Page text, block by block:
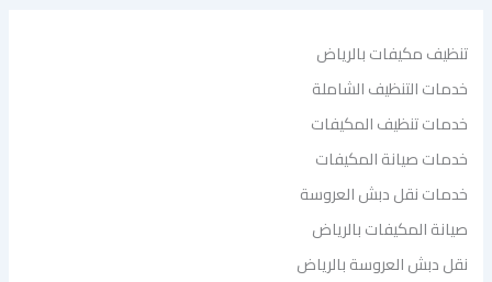
تنظيف مكيفات بالرياض
خدمات التنظيف الشاملة
خدمات تنظيف المكيفات
خدمات صيانة المكيفات
خدمات نقل دبش العروسة
صيانة المكيفات بالرياض
نقل دبش العروسة بالرياض